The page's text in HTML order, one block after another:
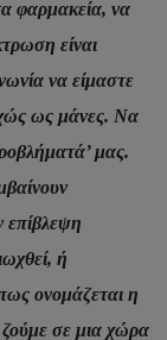
φαρμακεία, να
είναι
να είμαστε
ως μάνες. Να
μας.
επίβλεψη
ή
ονομάζεται η
ζούμε σε μια χώρα